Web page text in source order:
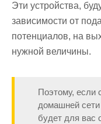
Эти устройства,
зависимости от
потенциалов, на
нужной величины.
Поэтому, если
домашней сети
будет для вас